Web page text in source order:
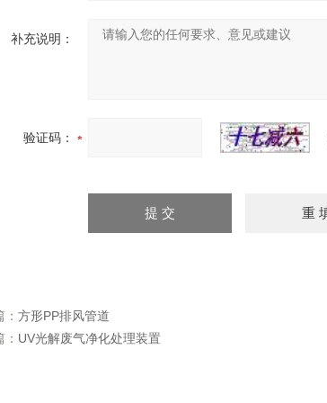
补充说明：
验证码：
： 方形PP排风管道
UV光解废气净化处理装置